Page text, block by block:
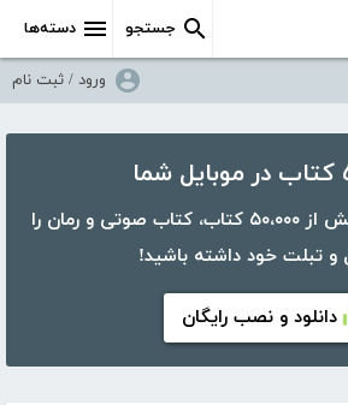
دسته‌ها جستجو
ورود / ثبت نام
با اپلیکیشن کتابراه، بیش از ۵۰،۰۰۰ کتاب، کتاب صوتی و رمان را
و تبلت خود داشته باشید!
دانلود و نصب رایگان